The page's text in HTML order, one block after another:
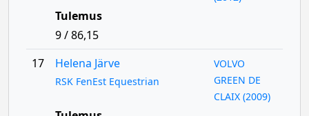
Tulemus
9 / 86,15
17
Helena Järve
RSK FenEst Equestrian
VOLVO
GREEN DE
CLAIX (2009)